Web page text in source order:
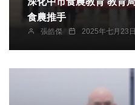
食農推手
張皓傑 2025年七月23日